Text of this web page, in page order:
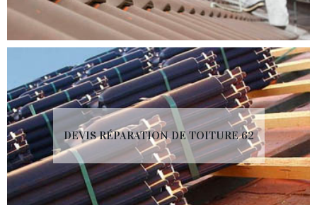
DEVIS RÉPARATION DE TOITURE 62